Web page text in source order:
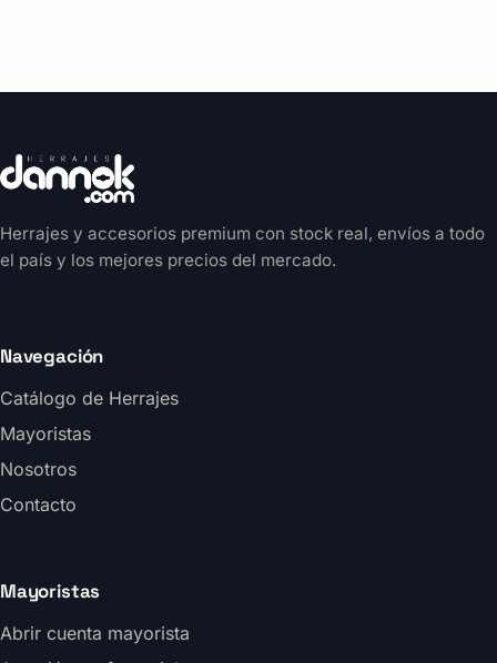
Herrajes y accesorios premium con stock real, envíos a todo
el país y los mejores precios del mercado.
Navegación
Catálogo de Herrajes
Mayoristas
Nosotros
Contacto
Mayoristas
Abrir cuenta mayorista